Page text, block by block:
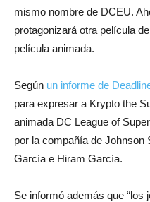
mismo nombre de DCEU.
protagonizará otra película
película animada.
Según un informe de
para expresar a Krypto the
animada DC League of
por la compañía de Johnson
García e Hiram García.
Se informó además que “los